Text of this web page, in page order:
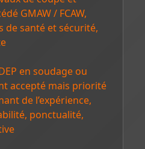
GMAW / FCAW,
de santé et sécurité,
en soudage ou
accepté mais priorité
de l’expérience,
ponctualité,